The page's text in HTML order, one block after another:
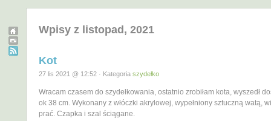
Wpisy z listopad, 2021
Kot
27 lis 2021 @ 12:52 · Kategoria szydełko
Wracam czasem do szydełkowania, ostatnio zrobiłam kota, wyszedł
ok 38 cm. Wykonany z włóczki akrylowej, wypełniony sztuczną watą,
prać. Czapka i szal ściągane.